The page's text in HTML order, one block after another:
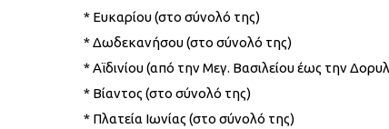
* Ευκαρίου (στο σύνολό της)
* Δωδεκανήσου (στο σύνολό της)
* Αϊδινίου (από την Μεγ. Βασιλείου έως την
* Βίαντος (στο σύνολό της)
* Πλατεία Ιωνίας (στο σύνολό της)